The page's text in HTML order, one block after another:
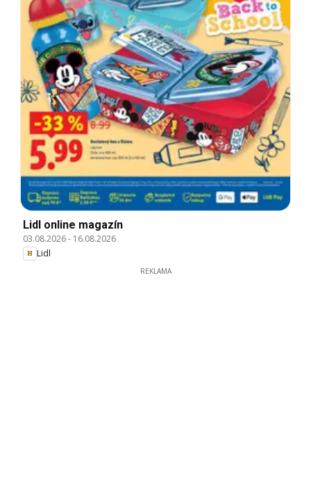
Lidl online magazín
03.08.2026- 16.08.2026
Lidl
REKLAMA